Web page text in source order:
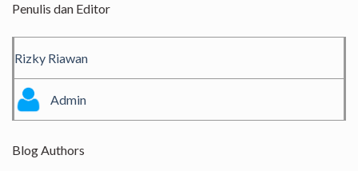
Penulis dan Editor
Rizky Riawan
Admin
Blog Authors